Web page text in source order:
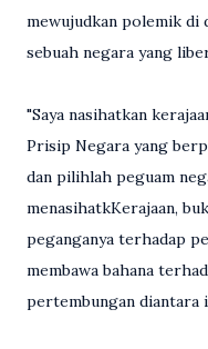
mewujudkan polemik di
sebuah negara yang
"Saya nasihatkan
Prisip Negara yang
dan pilihlah peguam
menasihatkKerajaan,
peganganya terhadap
membawa bahana
pertembungan diantara